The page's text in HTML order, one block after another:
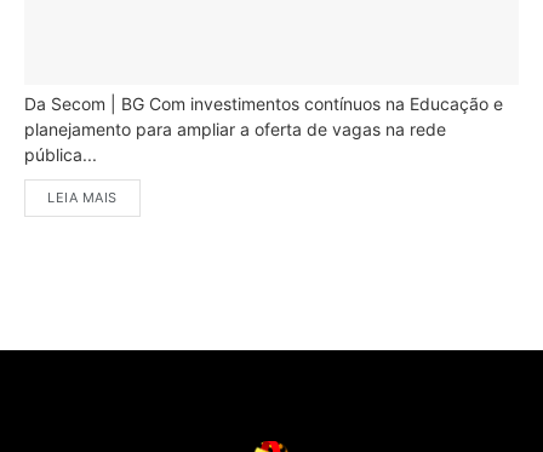
Da Secom | BG Com investimentos contínuos na Educação e
planejamento para ampliar a oferta de vagas na rede
pública...
LEIA MAIS